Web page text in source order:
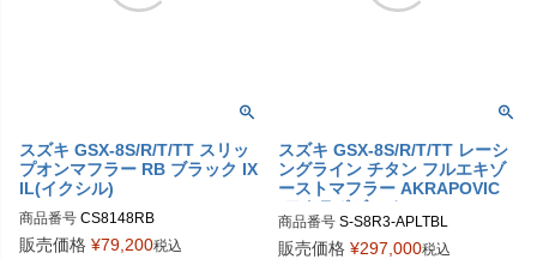
スズキ GSX-8S/R/T/TT スリッ
プオンマフラー RB ブラック IX
IL(イクシル)
商品番号 CS8148RB
販売価格 ¥79,200税込
スズキ GSX-8S/R/T/TT レーシ
ングライン チタン フルエキゾ
ーストマフラー AKRAPOVIC
(アクラポビッチ)
商品番号 S-S8R3-APLTBL
販売価格 ¥297,000税込